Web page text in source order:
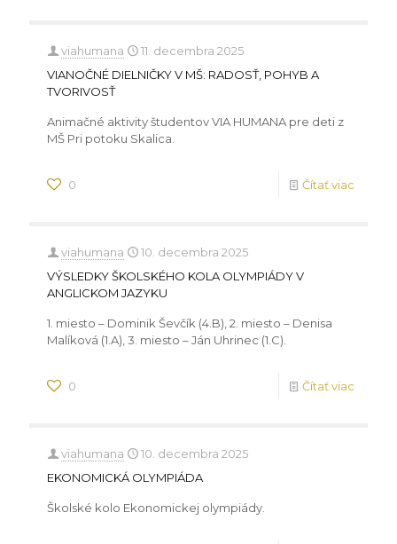
viahumana
11. decembra 2025
VIANOČNÉ DIELNIČKY V MŠ: RADOSŤ, POHYB A
TVORIVOSŤ
Animačné aktivity študentov VIA HUMANA pre deti z
MŠ Pri potoku Skalica.
0 Čítať viac
viahumana
10. decembra 2025
VÝSLEDKY ŠKOLSKÉHO KOLA OLYMPIÁDY V
ANGLICKOM JAZYKU
1. miesto – Dominik Ševčík (4.B), 2. miesto – Denisa
Malíková (1.A), 3. miesto – Ján Uhrinec (1.C).
0 Čítať viac
viahumana
10. decembra 2025
EKONOMICKÁ OLYMPIÁDA
Školské kolo Ekonomickej olympiády.